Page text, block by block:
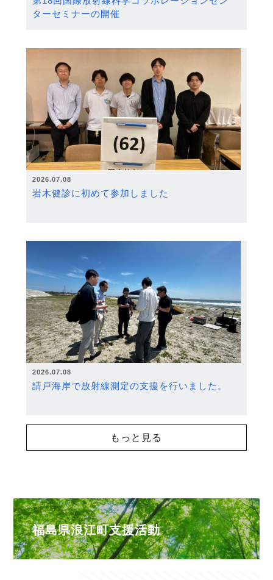
ターセミナーの開催
2026.07.08
岩木健診に初めて参加しました
2026.07.08
請戸海岸で放射線測定の支援を行いました。
もっと見る
福島県浪江町支援活動